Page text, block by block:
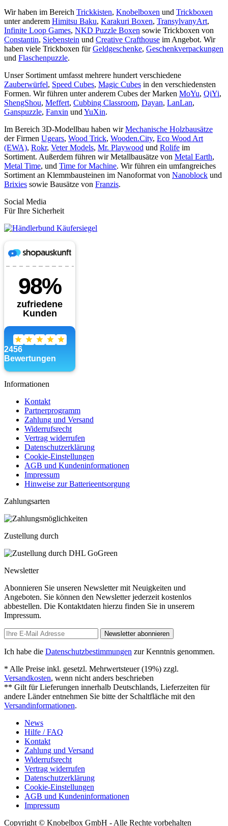
Wir haben im Bereich Trickkisten, Knobelboxen und Trickboxen
unter anderem Himitsu Baku, Karakuri Boxen, TransylvanyArt,
Infinite Loop Games, NKD Puzzle Boxen sowie Trickboxen von
Constantin, Siebenstein und Creative Crafthouse im Angebot. Wir
haben viele Trickboxen fürGeldgeschenke, Geschenkverpackungen
und Flaschenpuzzle.
Unser Sortiment umfasst mehrere hundert verschiedene
Zauberwürfel, Speed Cubes, Magic Cubes in den verschiedensten
Formen. Wir führen unter anderem Cubes der Marken MoYu, QiYi,
ShengShou, Meffert, Cubbing Classroom, Dayan, LanLan,
Ganspuzzle, Fanxin und YuXin.
Im Bereich 3D-Modellbau haben wirMechanische Holzbausätze
der Firmen Ugears, Wood Trick, Wooden.City, Eco Wood Art
(EWA), Rokr, Veter Models, Mr. Playwood und Rolife im
Sortiment. Außerdem führen wir Metallbausätze von Metal Earth,
Metal Time, und Time for Machine. Wir führen ein umfangreiches
Sortiment an Klemmbausteinen im Nanoformat von Nanoblock und
Brixies sowie Bausätze von Franzis.
Social Media
Für Ihre Sicherheit
Informationen
Kontakt
Partnerprogramm
Zahlung und Versand
Widerrufsrecht
Vertrag widerrufen
Datenschutzerklärung
Cookie-Einstellungen
AGB und Kundeninformationen
Impressum
Hinweise zur Batterieentsorgung
Zahlungsarten
Zustellung durch
Newsletter
Abonnieren Sie unseren Newsletter mit Neuigkeiten und
Angeboten. Sie können den Newsletter jederzeit kostenlos
abbestellen. Die Kontaktdaten hierzu finden Sie in unserem
Impressum.
Newsletter abonnieren
Ich habe die Datenschutzbestimmungen zur Kenntnis genommen.
* Alle Preise inkl. gesetzl. Mehrwertsteuer (19%) zzgl.
Versandkosten, wenn nicht anders beschrieben
** Gilt für Lieferungen innerhalb Deutschlands, Lieferzeiten für
andere Länder entnehmen Sie bitte der Schaltfläche mit den
Versandinformationen.
News
Hilfe / FAQ
Kontakt
Zahlung und Versand
Widerrufsrecht
Vertrag widerrufen
Datenschutzerklärung
Cookie-Einstellungen
AGB und Kundeninformationen
Impressum
Copyright © Knobelbox GmbH - Alle Rechte vorbehalten